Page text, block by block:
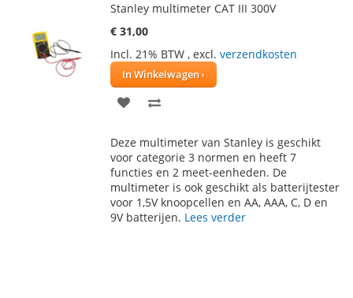
Stanley multimeter CAT III 300V
€ 31,00
Incl. 21% BTW , excl. verzendkosten
In Winkelwagen
VOEG
AAN
VERLANGLIJST
TE
VERGELIJKEN
Deze multimeter van Stanley is geschikt
voor categorie 3 normen en heeft 7
functies en 2 meet-eenheden. De
multimeter is ook geschikt als batterijtester
voor 1,5V knoopcellen en AA, AAA, C, D en
9V batterijen. Lees verder